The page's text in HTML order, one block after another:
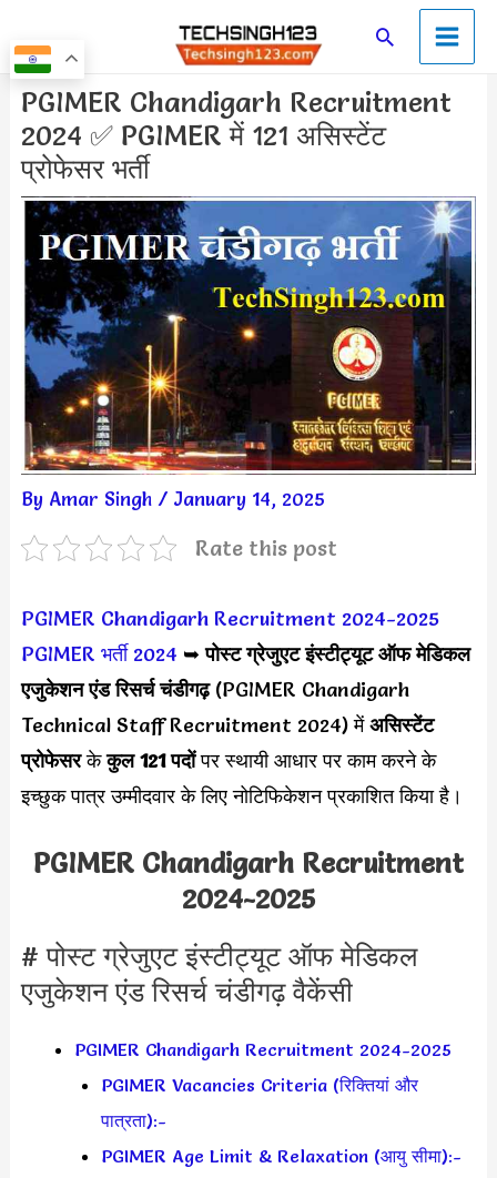
to
content
SearchMain
Menu
PGIMER Chandigarh Recruitment
2024 ✅ PGIMER में 121 असिस्टेंट
प्रोफेसर भर्ती
By Amar Singh / January 14, 2025
Rate this post
PGIMER Chandigarh Recruitment 2024-2025
PGIMER भर्ती 2024 ➥पोस्ट ग्रेजुएट इंस्टीट्यूट ऑफ मेडिकल
एजुकेशन एंड रिसर्च चंडीगढ़(PGIMER Chandigarh
Technical Staff Recruitment 2024) मेंअसिस्टेंट
प्रोफेसरकेकुल 121 पदोंपर स्थायी आधार पर काम करने के
इच्छुक पात्र उम्मीदवार के लिए नोटिफिकेशन प्रकाशित किया है।
PGIMER Chandigarh Recruitment
2024-2025
# पोस्ट ग्रेजुएट इंस्टीट्यूट ऑफ मेडिकल
एजुकेशन एंड रिसर्च चंडीगढ़ वैकेंसी
PGIMER Chandigarh Recruitment 2024-2025
PGIMER Vacancies Criteria (रिक्तियां और
पात्रता):-
PGIMER Age Limit & Relaxation (आयु सीमा):-
Post
navigation